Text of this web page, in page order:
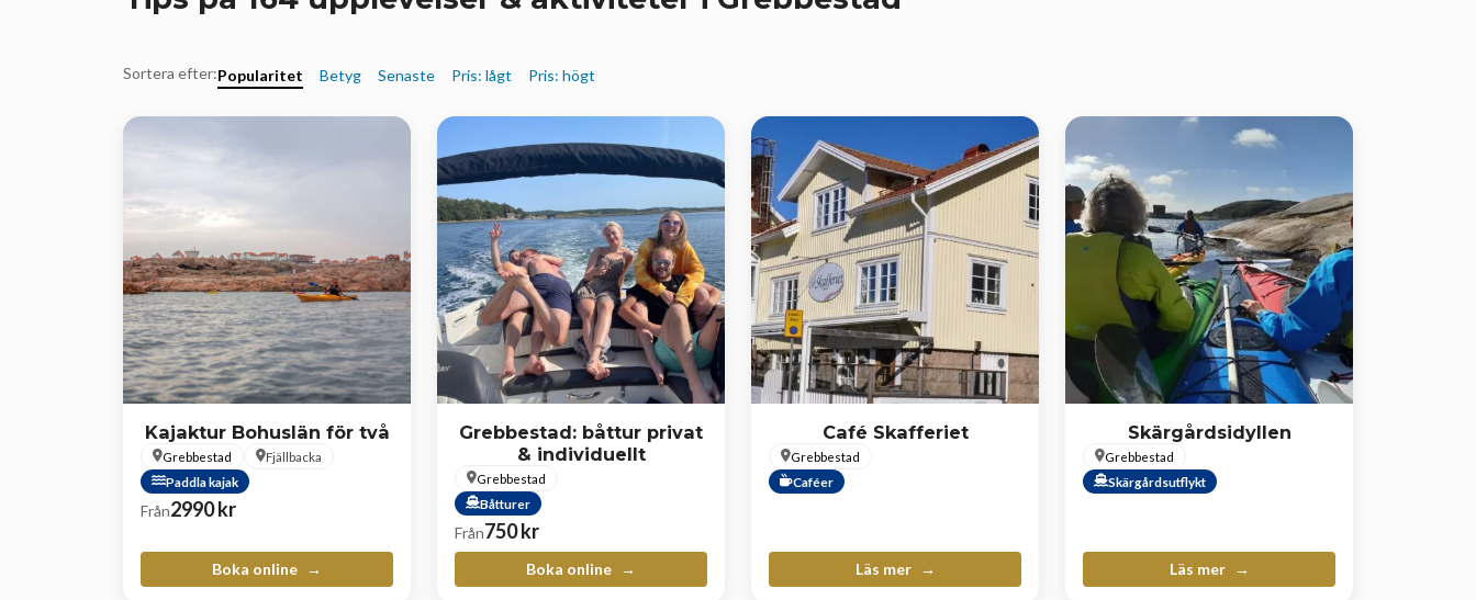
Sortera efter:Popularitet Betyg Senaste Pris: lågt Pris: högt
Kajaktur Bohuslän för två
Grebbestad
Fjällbacka
Paddla kajak
Från2990kr
Boka online
Grebbestad: båttur privat
& individuellt
Grebbestad
Båtturer
Från750kr
Boka online
Café Skafferiet
Grebbestad
Caféer
Läs mer
Skärgårdsidyllen
Grebbestad
Skärgårdsutflykt
Läs mer